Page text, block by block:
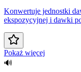
Konwertuje jednostki
ekspozycyjnej i dawki
Pokaż więcej
🔊